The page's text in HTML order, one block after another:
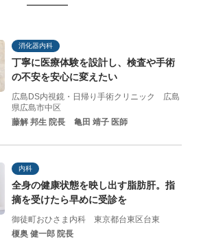
消化器内科
丁寧に医療体験を設計し、 検査や手術
の不安を安心に変えたい
広島DS内視鏡・日帰り手術クリニック 広島
県広島市中区
藤解 邦生 院長
亀田 靖子 医師
内科
全身の健康状態を映し出す脂肪肝。指
摘を受けたら早めに受診を
御徒町おひさま内科 東京都台東区台東
榎奥 健一郎 院長